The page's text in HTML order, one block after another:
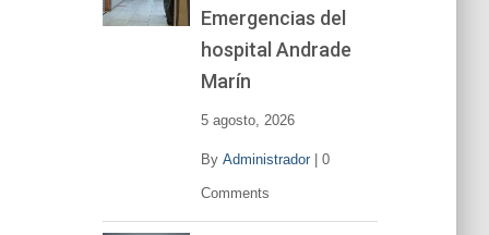
Emergencias del
hospital Andrade
Marín
5 agosto, 2026
By Administrador| 0
Comments